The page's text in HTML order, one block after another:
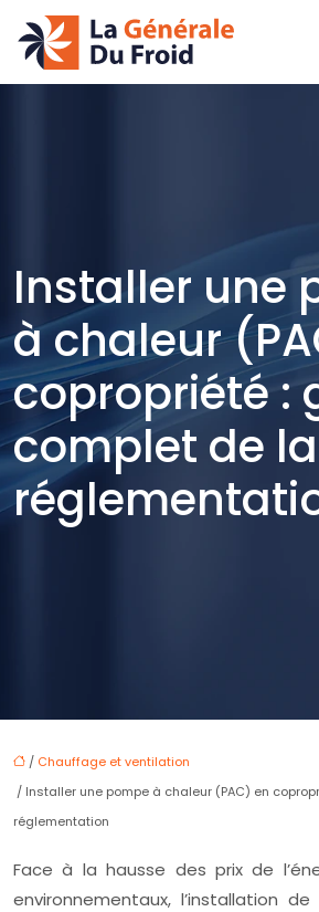
Installer une
à chaleur
copropriété :
complet de la
/ Chauffage et ventilation
/ Installer une pompe à chaleur (PAC) en
réglementation
Face à la hausse des prix de
environnementaux, l’installation